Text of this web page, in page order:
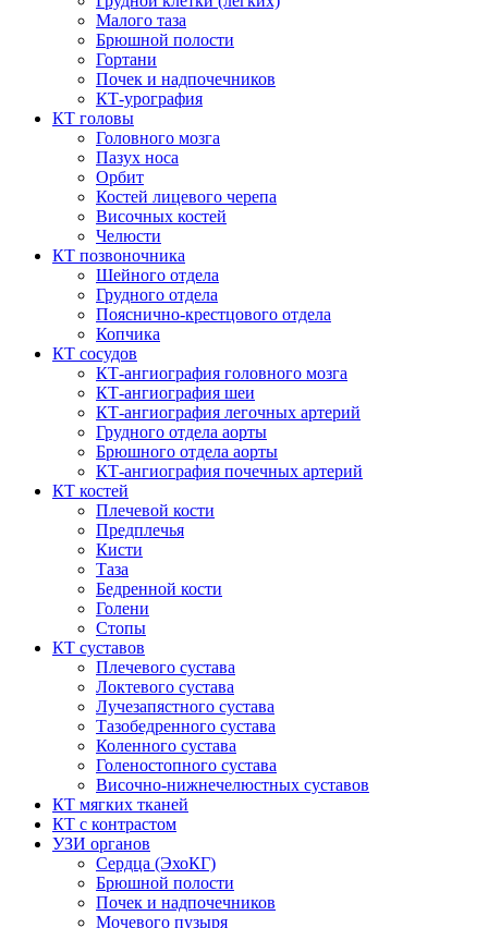
Малого таза
Брюшной полости
Гортани
Почек и надпочечников
КТ-урография
КТ головы
Головного мозга
Пазух носа
Орбит
Костей лицевого черепа
Височных костей
Челюсти
КТ позвоночника
Шейного отдела
Грудного отдела
Пояснично-крестцового отдела
Копчика
КТ сосудов
КТ-ангиография головного мозга
КТ-ангиография шеи
КТ-ангиография легочных артерий
Грудного отдела аорты
Брюшного отдела аорты
КТ-ангиография почечных артерий
КТ костей
Плечевой кости
Предплечья
Кисти
Таза
Бедренной кости
Голени
Стопы
КТ суставов
Плечевого сустава
Локтевого сустава
Лучезапястного сустава
Тазобедренного сустава
Коленного сустава
Голеностопного сустава
Височно-нижнечелюстных суставов
КТ мягких тканей
КТ с контрастом
УЗИ органов
Сердца (ЭхоКГ)
Брюшной полости
Почек и надпочечников
Мочевого пузыря